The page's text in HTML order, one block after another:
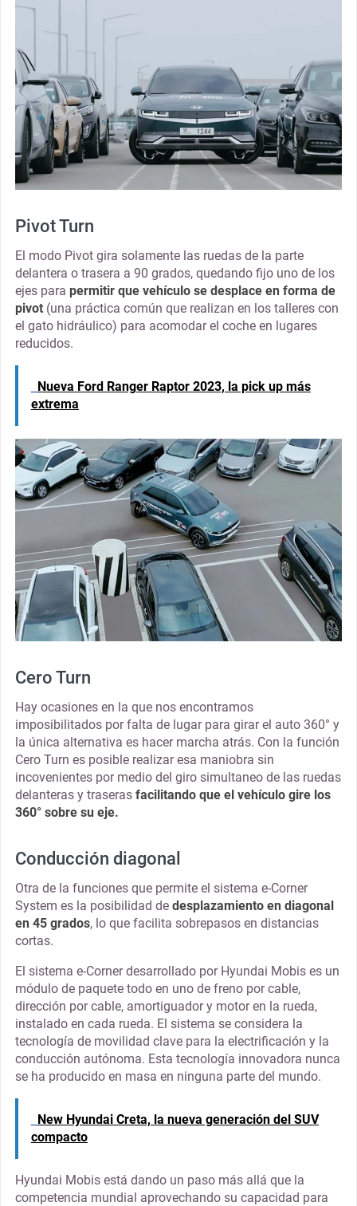
Pivot Turn
El modo Pivot gira solamente las ruedas de la parte
delantera o trasera a 90 grados, quedando fijo uno de los
ejes para permitir que vehículo se desplace en forma de
pivot(una práctica común que realizan en los talleres con
el gato hidráulico) para acomodar el coche en lugares
reducidos.
Nueva Ford Ranger Raptor 2023, la pick up más
extrema
Cero Turn
Hay ocasiones en la que nos encontramos
imposibilitados por falta de lugar para girar el auto 360° y
la única alternativa es hacer marcha atrás. Con la función
Cero Turn es posible realizar esa maniobra sin
incovenientes por medio del giro simultaneo de las ruedas
delanteras y traseras facilitando que el vehículo gire los
360° sobre su eje.
Conducción diagonal
Otra de la funciones que permite el sistema e-Corner
System es la posibilidad de desplazamiento en diagonal
en 45 grados, lo que facilita sobrepasos en distancias
cortas.
El sistema e-Corner desarrollado por Hyundai Mobis es un
módulo de paquete todo en uno de freno por cable,
dirección por cable, amortiguador y motor en la rueda,
instalado en cada rueda. El sistema se considera la
tecnología de movilidad clave para la electrificación y la
conducción autónoma. Esta tecnología innovadora nunca
se ha producido en masa en ninguna parte del mundo.
New Hyundai Creta, la nueva generación del SUV
compacto
Hyundai Mobis está dando un paso más allá que la
competencia mundial aprovechando su capacidad para